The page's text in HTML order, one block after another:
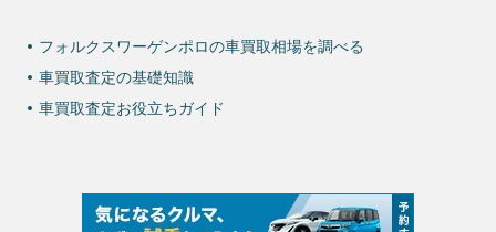
フォルクスワーゲンポロの車買取相場を調べる
車買取査定の基礎知識
車買取査定お役立ちガイド